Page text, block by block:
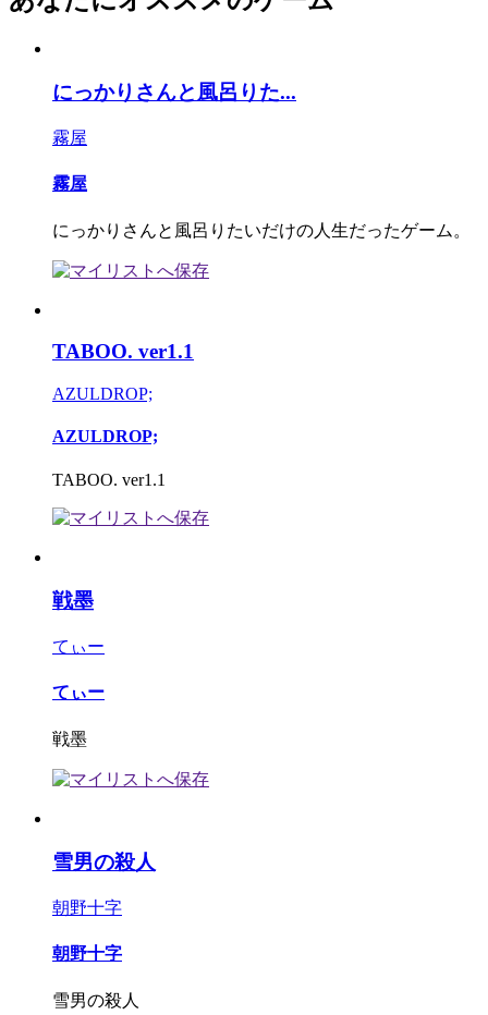
にっかりさんと風呂りた...
霧屋
霧屋
にっかりさんと風呂りたいだけの人生だったゲーム。
TABOO. ver1.1
AZULDROP;
AZULDROP;
TABOO. ver1.1
戦墨
てぃー
てぃー
戦墨
雪男の殺人
朝野十字
朝野十字
雪男の殺人